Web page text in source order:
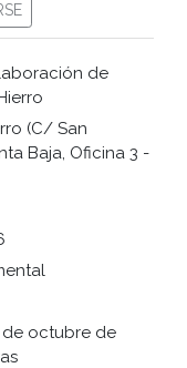
de
(C/ San
Baja, Oficina 3 -
de octubre de